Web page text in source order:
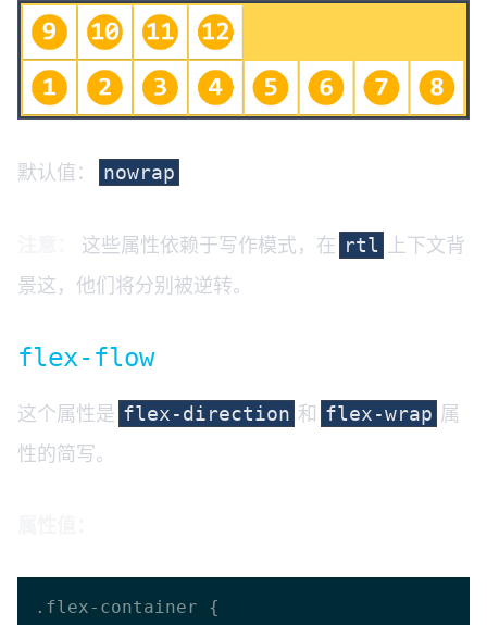
默认值： nowrap
这些属性依赖于写作模式，在 rtl
上下文背
景这，他们将分别被逆转。
flex-flow
这个属性是 flex-direction 和 flex-wrap 属
性的简写。
.flex-container {